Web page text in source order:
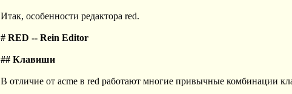
Итак, особенности редактора red.
# RED -- Rein Editor
## Клавиши
В отличие от acme в red работают многие привычные комбинации